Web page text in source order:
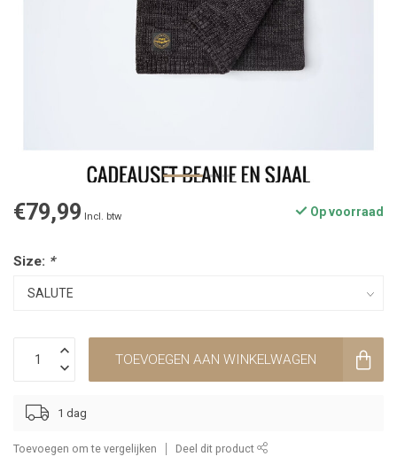
€79,99 Incl. btw Op voorraad
Size: *
TOEVOEGEN AAN WINKELWAGEN
1 dag
Toevoegen om te vergelijken Deel dit product